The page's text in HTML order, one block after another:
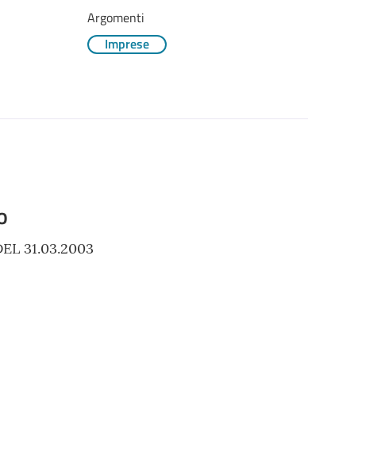
Argomenti
Imprese
31.03.2003